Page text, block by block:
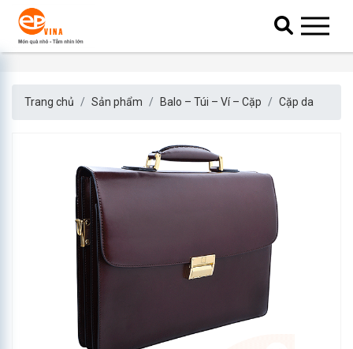
Trang chủ Sản phẩm Balo – Túi – Ví – Cặp Cặp da